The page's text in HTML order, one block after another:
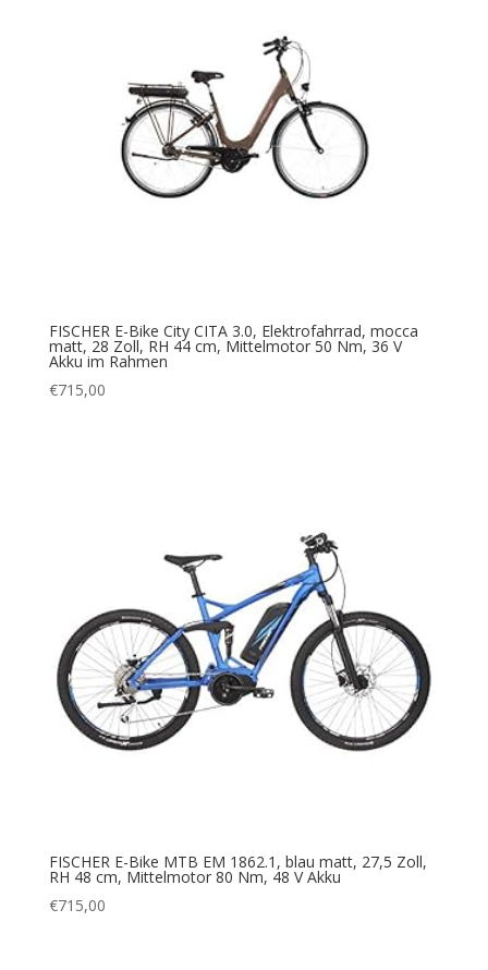
FISCHER E-Bike City CITA 3.0, Elektrofahrrad, mocca
matt, 28 Zoll, RH 44 cm, Mittelmotor 50 Nm, 36 V
Akku im Rahmen
€715,00
FISCHER E-Bike MTB EM 1862.1, blau matt, 27,5 Zoll,
RH 48 cm, Mittelmotor 80 Nm, 48 V Akku
€715,00